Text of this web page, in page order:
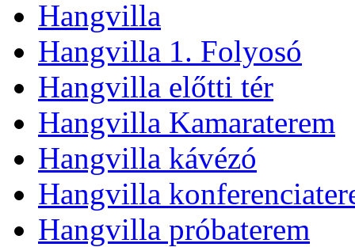
Hangvilla
Hangvilla 1. Folyosó
Hangvilla előtti tér
Hangvilla Kamaraterem
Hangvilla kávézó
Hangvilla
Hangvilla próbaterem